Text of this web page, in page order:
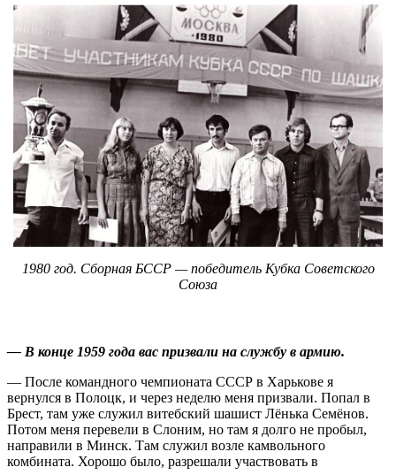
1980 год. Сборная БССР — победитель Кубка Советского
Союза
— В конце 1959 года вас призвали на службу в армию.
— После командного чемпионата СССР в Харькове я
вернулся в Полоцк, и через неделю меня призвали. Попал в
Брест, там уже служил витебский шашист Лёнька Семёнов.
Потом меня перевели в Слоним, но там я долго не пробыл,
направили в Минск. Там служил возле камвольного
комбината. Хорошо было, разрешали участвовать в